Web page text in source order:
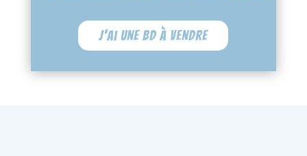
J'ai une BD à vendre